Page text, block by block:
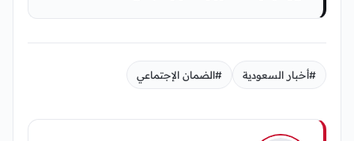
#أخبار السعودية #الضمان الإجتماعي